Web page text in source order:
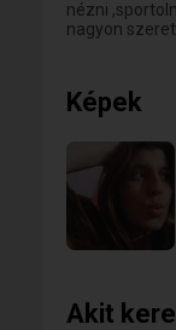
nézni
nagyon
Képek
Akit